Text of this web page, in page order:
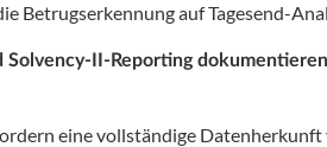
Betrugserkennung auf Tagesend-
II-Reporting dokumentieren
eine vollständige